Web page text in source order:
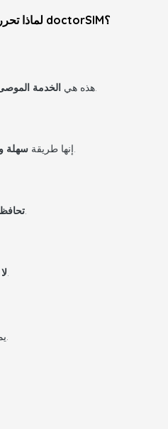
لماذا تحرر هاتفك المحمول مع doctorSIM؟
هذه هي الخدمة من قبل المشغلين والمصنعين.
إنها طريقة سهلة لإلغاء القفل.
هاتفك المحمول ساريًا.
في أي وقت.
يمكنك استخدامه أثناء عملية التحرير.